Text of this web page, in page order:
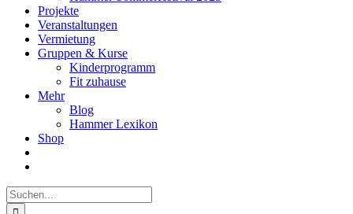
Projekte
Veranstaltungen
Vermietung
Gruppen & Kurse
Kinderprogramm
Fit zuhause
Mehr
Blog
Hammer Lexikon
Shop
Suche
nach: